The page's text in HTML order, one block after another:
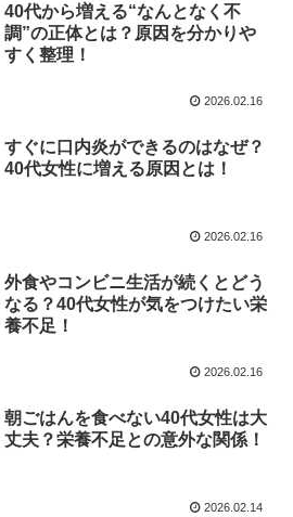
40代から増える“なんとなく不
調”の正体とは？原因を分かりや
すく整理！
2026.02.16
すぐに口内炎ができるのはなぜ？
40代女性に増える原因とは！
2026.02.16
外食やコンビニ生活が続くとどう
なる？40代女性が気をつけたい栄
養不足！
2026.02.16
朝ごはんを食べない40代女性は大
丈夫？栄養不足との意外な関係！
2026.02.14